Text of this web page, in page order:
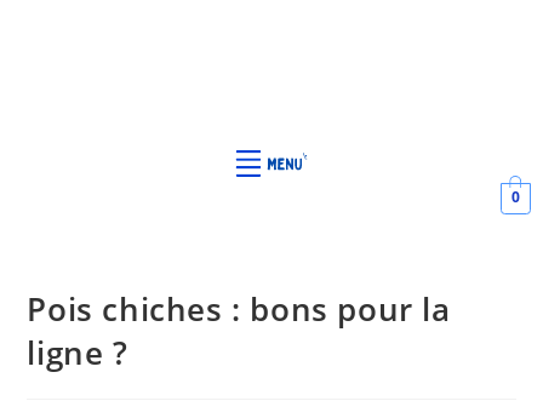
0
Pois chiches : bons pour la
ligne ?